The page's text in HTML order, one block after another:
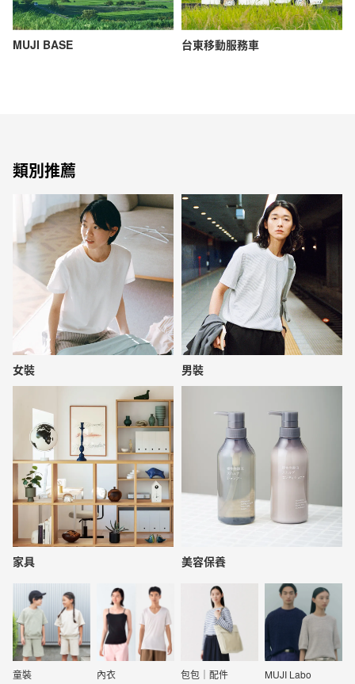
MUJI BASE 台東移動服務車
類別推薦
女裝 男裝
家具 美容保養
童裝 內衣 包包｜配件 MUJI Labo